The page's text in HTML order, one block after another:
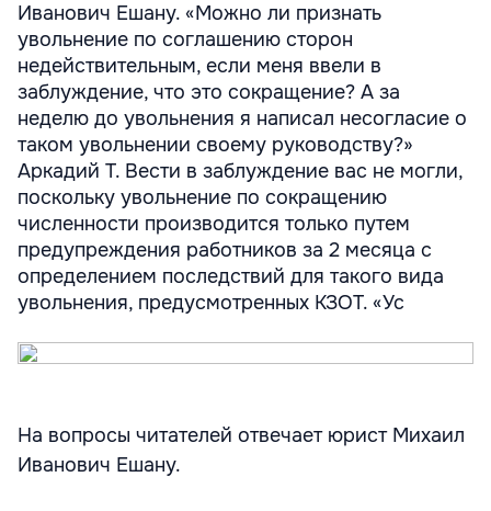
Иванович Ешану. «Можно ли признать
увольнение по соглашению сторон
недействительным, если меня ввели в
заблуждение, что это сокращение? А за
неделю до увольнения я написал несогласие о
таком увольнении своему руководству?»
Аркадий Т. Вести в заблуждение вас не могли,
поскольку увольнение по сокращению
численности производится только путем
предупреждения работников за 2 месяца с
определением последствий для такого вида
увольнения, предусмотренных КЗОТ. «Ус
На вопросы читателей отвечает юрист Михаил
Иванович Ешану.